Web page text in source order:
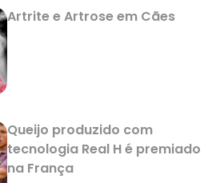
Artrite e Artrose em Cães
Queijo produzido com
tecnologia Real H é premiado
na França